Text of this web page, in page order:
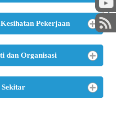
Pekerjaan
dan Organisasi
Sekitar
STAF